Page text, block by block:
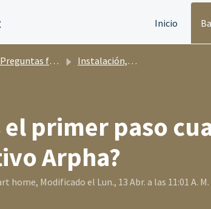
Inicio
Preguntas frecuentes Instalación, configuración y emparejamiento
el primer paso
Arpha?
home, Modificado el Lun., 13 Abr. a las 11:01 A.